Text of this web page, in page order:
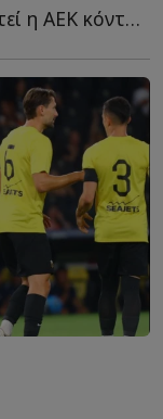
Με τη νέα της φανέλα θα αγωνιστεί η ΑΕΚ κόντρα στον Ο...